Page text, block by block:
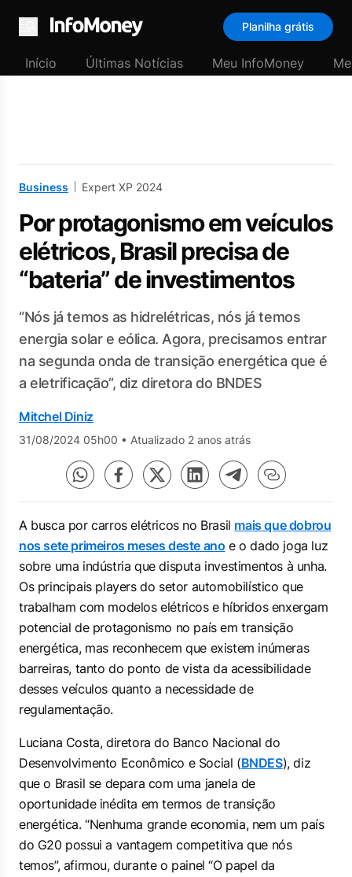
Menu
Planilha grátis
Início Últimas Notícias Meu InfoMoney
Business Expert XP 2024
Por protagonismo em veículos
elétricos, Brasil precisa de
“bateria” de investimentos
“Nós já temos as hidrelétricas, nós já temos
energia solar e eólica. Agora, precisamos entrar
na segunda onda de transição energética que é
a eletrificação”, diz diretora do BNDES
Mitchel Diniz
31/08/2024 05h00 • Atualizado 2 anos atrás
A busca por carros elétricos no Brasil mais que dobrou
nos sete primeiros meses deste ano e o dado joga luz
sobre uma indústria que disputa investimentos à unha.
Os principaisplayersdo setor automobilístico que
trabalham com modelos elétricos e híbridos enxergam
potencial de protagonismo no país em transição
energética, mas reconhecem que existem inúmeras
barreiras, tanto do ponto de vista da acessibilidade
desses veículos quanto a necessidade de
regulamentação.
Luciana Costa, diretora do Banco Nacional do
Desenvolvimento Econômico e Social (BNDES), diz
que o Brasil se depara com uma janela de
oportunidade inédita em termos de transição
energética. “Nenhuma grande economia, nem um país
do G20 possui a vantagem competitiva que nós
temos”, afirmou, durante o painel “O papel da